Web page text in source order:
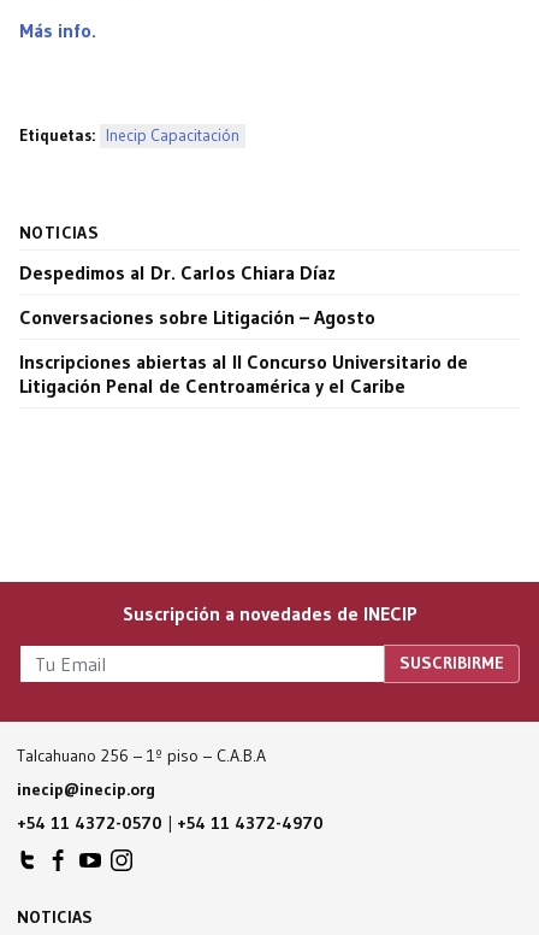
Más info.
Etiquetas: Inecip Capacitación
NOTICIAS
Despedimos al Dr. Carlos Chiara Díaz
Conversaciones sobre Litigación – Agosto
Inscripciones abiertas al II Concurso Universitario de
Litigación Penal de Centroamérica y el Caribe
Suscripción a novedades de INECIP
Talcahuano 256 – 1º piso – C.A.B.A
inecip@inecip.org
+54 11 4372-0570 | +54 11 4372-4970
NOTICIAS